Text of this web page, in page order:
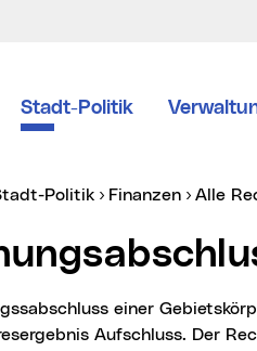
Stadt-Politik
Stadt-Politik Finanzen Alle
Aufschluss. Der